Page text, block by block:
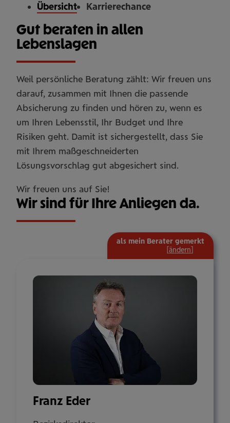
Übersicht Karrierechance
Gut beraten in allen
Lebenslagen
Weil persönliche Beratung zählt: Wir freuen uns
darauf, zusammen mit Ihnen die passende
Absicherung zu finden und hören zu, wenn es
um Ihren Lebensstil, Ihr Budget und Ihre
Risiken geht. Damit ist sichergestellt, dass Sie
mit Ihrem maßgeschneiderten
Lösungsvorschlag gut abgesichert sind.
Wir freuen uns auf Sie!
Wir sind für Ihre Anliegen da.
Franz Eder
als mein Berater gemerkt
[ändern